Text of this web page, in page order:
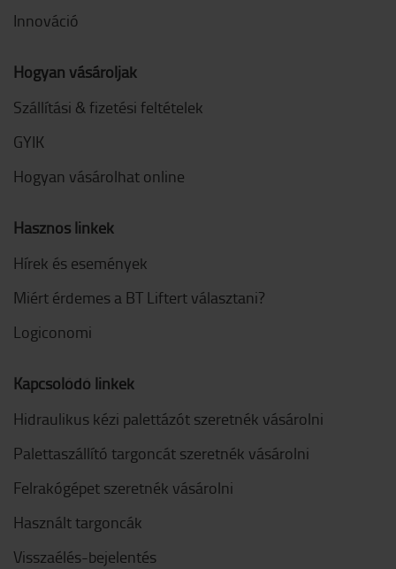
Innováció
Hogyan vásároljak
Szállítási & fizetési feltételek
GYIK
Hogyan vásárolhat online
Hasznos linkek
Hírek és események
Miért érdemes a BT Liftert választani?
Logiconomi
Kapcsolódó linkek
Hidraulikus kézi palettázót szeretnék vásárolni
Palettaszállító targoncát szeretnék vásárolni
Felrakógépet szeretnék vásárolni
Használt targoncák
Visszaélés-bejelentés